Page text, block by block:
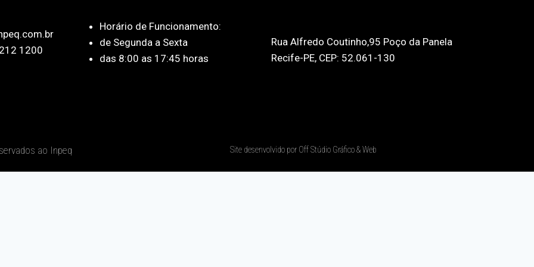
1200
Horário de Funcionamento:
de Segunda a Sexta
das 8:00 as 17:45 horas
Rua Alfredo Coutinho,95 Poço da Panela
Recife-PE, CEP: 52.061-130
ao Inpeq Site desenvolvido por Off Stúdio Gráfico & Web